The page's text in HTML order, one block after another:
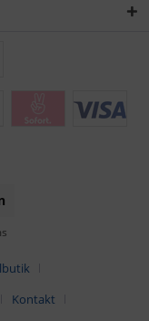
Kontakt